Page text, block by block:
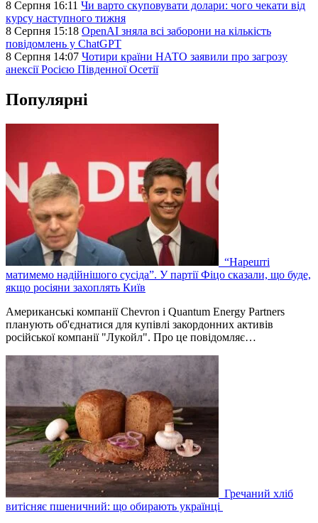
8 Серпня 16:11 Чи варто скуповувати долари: чого чекати від
курсу наступного тижня
8 Серпня 15:18 OpenAI зняла всі заборони на кількість
повідомлень у ChatGPT
8 Серпня 14:07 Чотири країни НАТО заявили про загрозу
анексії Росією Південної Осетії
Популярні
“Нарешті
матимемо надійнішого сусіда”. У партії Фіцо сказали, що буде,
якщо росіяни захоплять Київ
Американські компанії Chevron і Quantum Energy Partners
планують об'єднатися для купівлі закордонних активів
російської компанії "Лукойл". Про це повідомляє…
Гречаний хліб
витісняє пшеничний: що обирають українці